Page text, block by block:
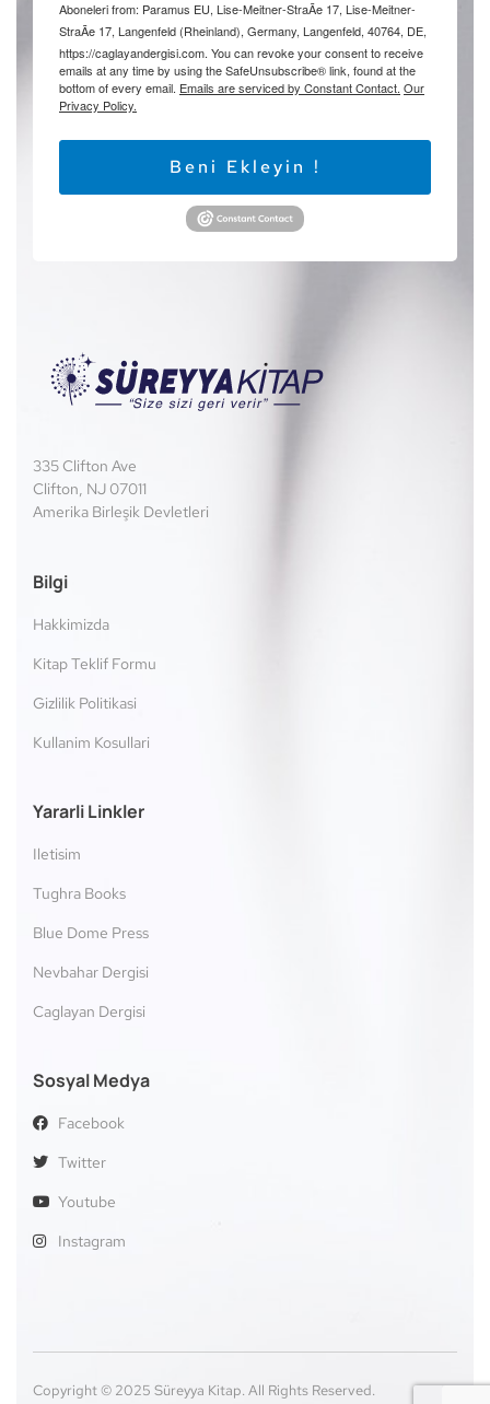
Aboneleri from: Paramus EU, Lise-Meitner-StraÃe 17, Lise-Meitner-
StraÃe 17, Langenfeld (Rheinland), Germany, Langenfeld, 40764, DE,
https://caglayandergisi.com. You can revoke your consent to receive
emails at any time by using the SafeUnsubscribe® link, found at the
bottom of every email. Emails are serviced by Constant Contact. Our
Privacy Policy.
Beni Ekleyin !
335 Clifton Ave
Clifton, NJ 07011
Amerika Birleşik Devletleri
Bilgi
Hakkimizda
Kitap Teklif Formu
Gizlilik Politikasi
Kullanim Kosullari
Yararli Linkler
Iletisim
Tughra Books
Blue Dome Press
Nevbahar Dergisi
Caglayan Dergisi
Sosyal Medya
Facebook
Twitter
Youtube
Instagram
Copyright © 2025 Süreyya Kitap. All Rights Reserved.